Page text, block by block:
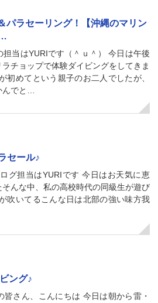
パラセーリング！【沖縄のマリン
当はYURIです（＾ｕ＾） 今日は午後
チョップで体験ダイビングをしてきま
初めてという親子のお二人でしたが、
でと…
セール♪
グ担当はYURIです 今日はお天気に恵
んな中、私の高校時代の同級生が遊び
吹いてるこんな日は北部の強い味方我
ング♪
皆さん、こんにちは 今日は朝から雷・